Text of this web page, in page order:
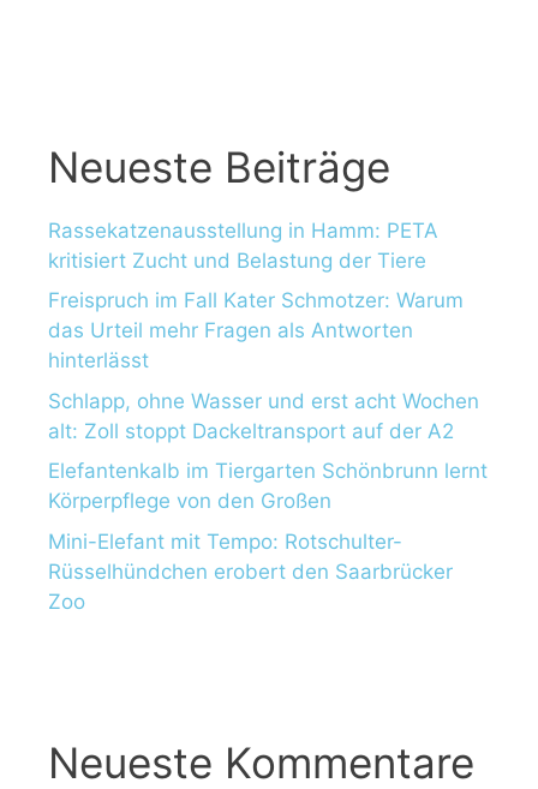
Neueste Beiträge
Rassekatzenausstellung in Hamm: PETA
kritisiert Zucht und Belastung der Tiere
Freispruch im Fall Kater Schmotzer: Warum
das Urteil mehr Fragen als Antworten
hinterlässt
Schlapp, ohne Wasser und erst acht Wochen
alt: Zoll stoppt Dackeltransport auf der A2
Elefantenkalb im Tiergarten Schönbrunn lernt
Körperpflege von den Großen
Mini-Elefant mit Tempo: Rotschulter-
Rüsselhündchen erobert den Saarbrücker
Zoo
Neueste Kommentare